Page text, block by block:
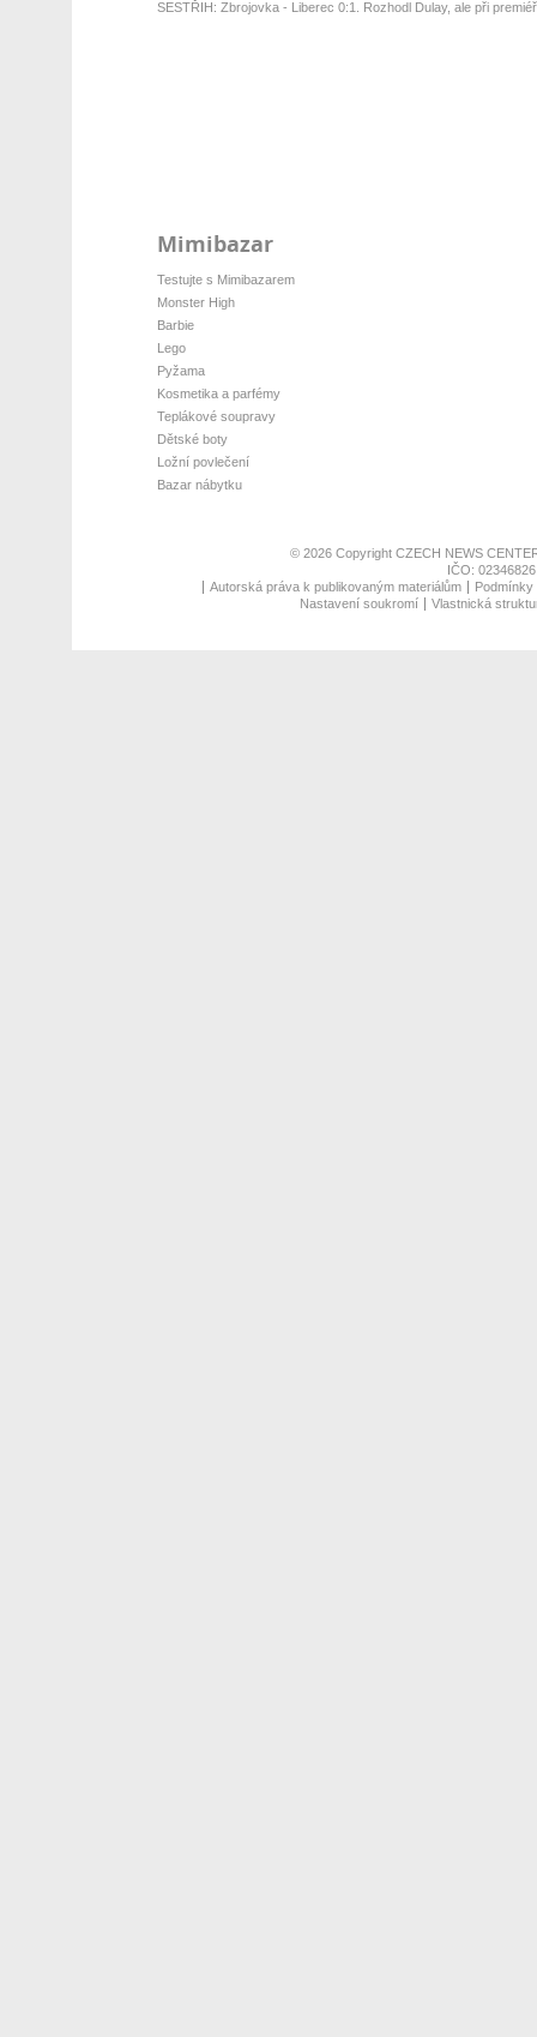
SESTŘIH: Zbrojovka - Liberec 0:1. Rozhodl Dulay, ale při
Mimibazar
Testujte s Mimibazarem
Monster High
Barbie
Lego
Pyžama
Kosmetika a parfémy
Teplákové soupravy
Dětské boty
Ložní povlečení
Bazar nábytku
© 2026 Copyright CZECH NEWS
IČO:
Autorská práva k publikovaným materiálům
Nastavení soukromí
Vlastnická